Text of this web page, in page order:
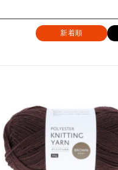
新着順